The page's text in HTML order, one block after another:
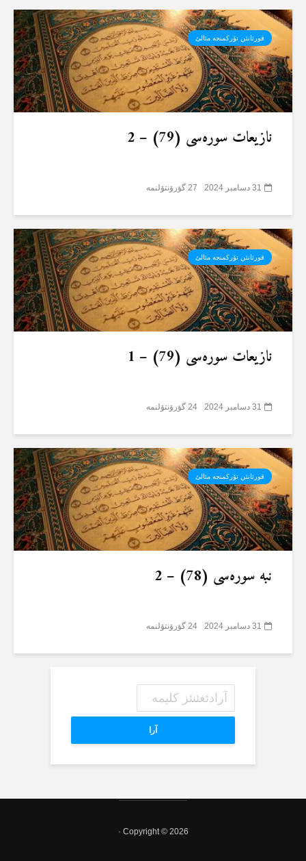
قورئانئن تۆرکمنجە مئالئ
نازیعات سورەسی (79) – 2
31 دسامبر 2024 27 گؤرۆنتۆلنمە
قورئانئن تۆرکمنجە مئالئ
نازیعات سورەسی (79) – 1
31 دسامبر 2024 24 گؤرۆنتۆلنمە
قورئانئن تۆرکمنجە مئالئ
نبە سورەسی (78) – 2
31 دسامبر 2024 24 گؤرۆنتۆلنمە
آرا
Copyright © 2026 ·